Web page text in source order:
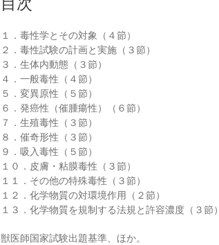
１．毒性学とその対象（４節）
２．毒性試験の計画と実施（３節）
３．生体内動態（３節）
４．一般毒性（４節）
５．変異原性（５節）
６．発癌性（催腫瘍性）（６節）
７．生殖毒性（３節）
８．催奇形性（３節）
９．吸入毒性（５節）
１０．皮膚・粘膜毒性（３節）
１１．その他の特殊毒性（３節）
１２．化学物質の対環境作用（２節）
１３．化学物質を規制する法規と許容濃度（３節）
獣医師国家試験出題基準、ほか。